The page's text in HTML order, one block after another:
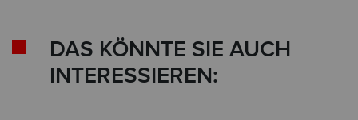
DAS KÖNNTE SIE AUCH
INTERESSIEREN: